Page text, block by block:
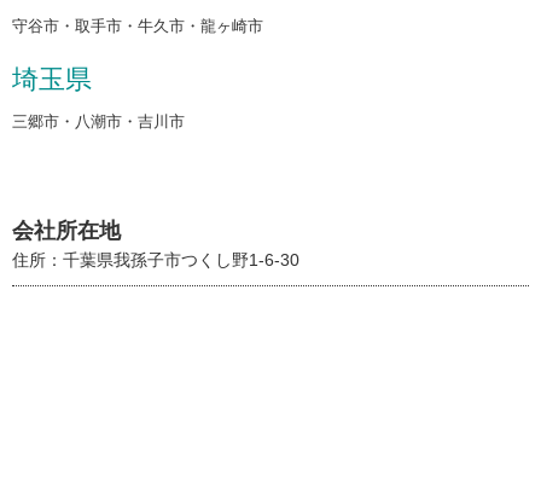
守谷市・取手市・牛久市・龍ヶ崎市
埼玉県
三郷市・八潮市・吉川市
会社所在地
住所：千葉県我孫子市つくし野1-6-30